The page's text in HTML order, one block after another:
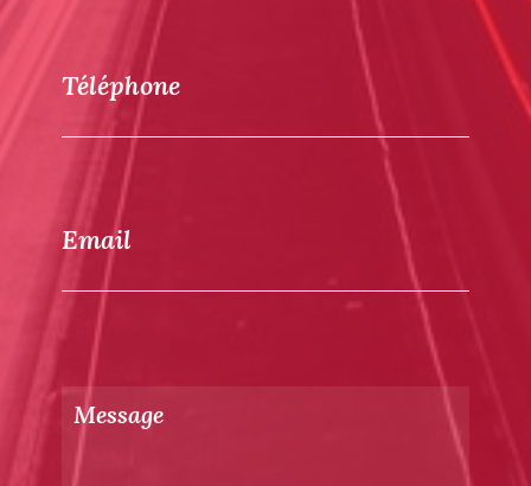
Téléphone
Email